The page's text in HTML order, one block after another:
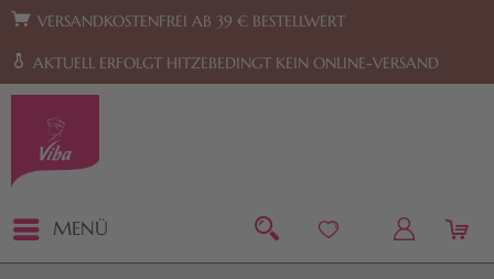
Zur Hauptnavigation springen Zum Footer springen
VERSANDKOSTENFREI AB 39 € BESTELLWERT
AKTUELL ERFOLGT HITZEBEDINGT KEIN ONLINE-VERSAND
MENÜ